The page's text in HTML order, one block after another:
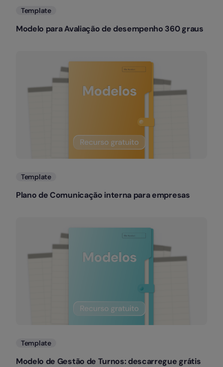
Template
Modelo para Avaliação de desempenho 360 graus
Template
Plano de Comunicação interna para empresas
Template
Modelo de Gestão de Turnos: descarregue grátis